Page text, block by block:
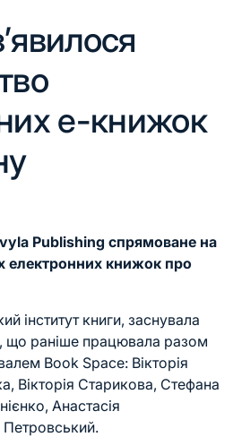
е-книжок
Publishing спрямоване на
електронних книжок про
інститут книги, заснувала
що раніше працювала разом
Book Space: Вікторія
Вікторія Старикова, Стефана
Анастасія
Петровський.